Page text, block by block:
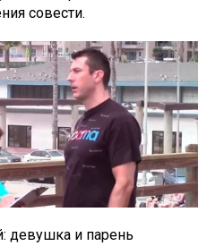
совести.
девушка и парень